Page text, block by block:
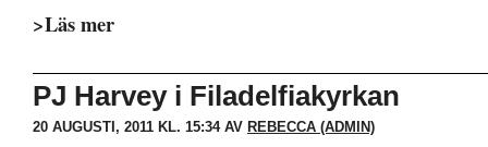
>Läs mer
PJ Harvey i Filadelfiakyrkan
20 AUGUSTI, 2011 KL. 15:34 AV REBECCA (ADMIN)